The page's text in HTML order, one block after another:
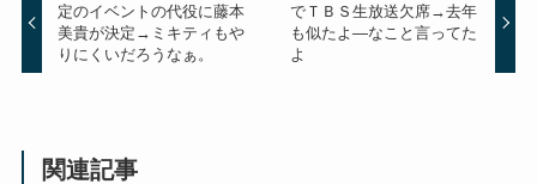
定のイベントの代役に藤本
美貴が決定→ミキティもや
りにくいだろうなぁ。
でＴＢＳ生放送欠席→去年
も似たよ―なこと言ってた
よ
関連記事